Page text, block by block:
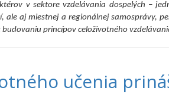
v sektore vzdelávania dospelých –
ale aj miestnej a regionálnej samosprávy,
princípov celoživotného
učenia